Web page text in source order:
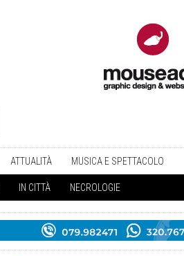
ATTUALITÀ MUSICA E SPETTACOLO
IN CITTÀ NECROLOGIE